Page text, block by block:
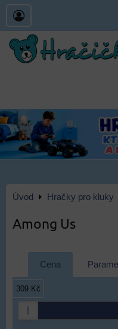
Úvod Hračky pro kluky
Among Us
Cena
309 Kč